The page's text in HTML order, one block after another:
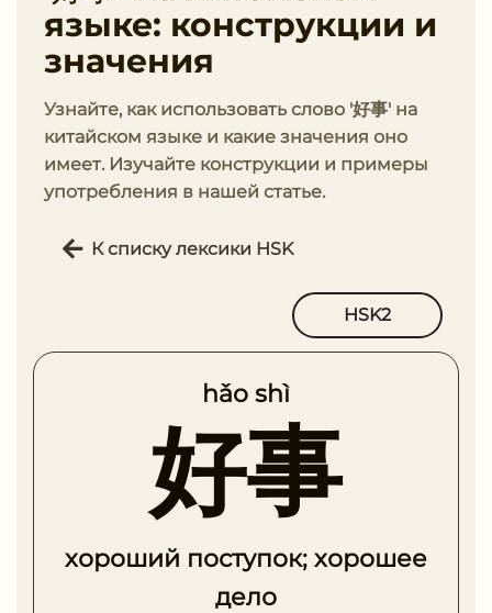
языке: конструкции и
значения
Узнайте, как использовать слово '好事' на
китайском языке и какие значения оно
имеет. Изучайте конструкции и примеры
употребления в нашей статье.
К списку лексики HSK
HSK2
hǎo shì
好事
хороший поступок; хорошее
дело